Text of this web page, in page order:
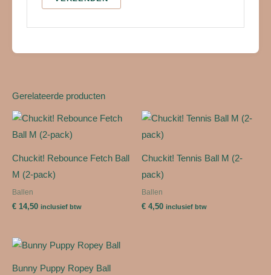
Gerelateerde producten
Chuckit! Rebounce Fetch Ball
M (2-pack)
Ballen
€ 14,50 inclusief btw
Chuckit! Tennis Ball M (2-
pack)
Ballen
€ 4,50 inclusief btw
Bunny Puppy Ropey Ball